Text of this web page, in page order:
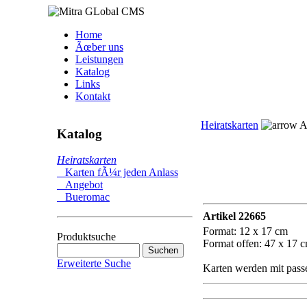
Home
Ãœber uns
Leistungen
Katalog
Links
Kontakt
Katalog
Heiratskarten
Karten fÃ¼r jeden Anlass
Angebot
Bueromac
Produktsuche
Erweiterte Suche
Heiratskarten
Artikel 22665
Format: 12 x 17 cm
Format offen: 47 x 17
Karten werden mit